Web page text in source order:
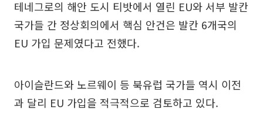
테네그로의 해안 도시 티밧에서 열린 EU와 서부 발칸
국가들 간 정상회의에서 핵심 안건은 발칸 6개국의
EU 가입 문제였다고 전했다.
아이슬란드와 노르웨이 등 북유럽 국가들 역시 이전
과 달리 EU 가입을 적극적으로 검토하고 있다.